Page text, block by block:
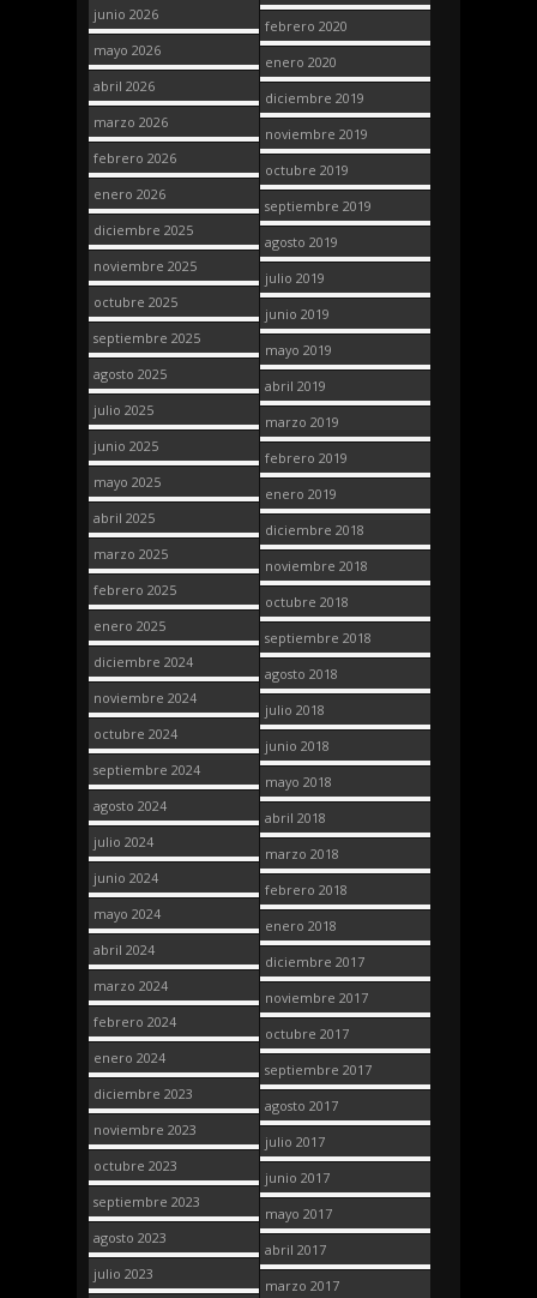
junio 2026
mayo 2026
abril 2026
marzo 2026
febrero 2026
enero 2026
diciembre 2025
noviembre 2025
octubre 2025
septiembre 2025
agosto 2025
julio 2025
junio 2025
mayo 2025
abril 2025
marzo 2025
febrero 2025
enero 2025
diciembre 2024
noviembre 2024
octubre 2024
septiembre 2024
agosto 2024
julio 2024
junio 2024
mayo 2024
abril 2024
marzo 2024
febrero 2024
enero 2024
diciembre 2023
noviembre 2023
octubre 2023
septiembre 2023
agosto 2023
julio 2023
febrero 2020
enero 2020
diciembre 2019
noviembre 2019
octubre 2019
septiembre 2019
agosto 2019
julio 2019
junio 2019
mayo 2019
abril 2019
marzo 2019
febrero 2019
enero 2019
diciembre 2018
noviembre 2018
octubre 2018
septiembre 2018
agosto 2018
julio 2018
junio 2018
mayo 2018
abril 2018
marzo 2018
febrero 2018
enero 2018
diciembre 2017
noviembre 2017
octubre 2017
septiembre 2017
agosto 2017
julio 2017
junio 2017
mayo 2017
abril 2017
marzo 2017